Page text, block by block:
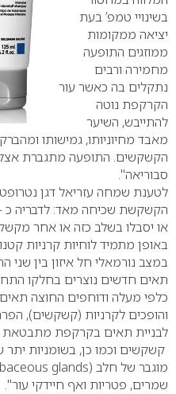
בשינויי טמפ’ בעת
יציאה ממקומות
ממוזגים התופעה
מחמירה ורבים
נתקלים בה כאשר עור
הקרקפת נוטה
להתייבש, השיער
מאבד מחיוניותו, גמישותו
הקשקשים. התופעה מתגברת אצל
סבוריאה".
לטענת שמחה עזריאל דגן
או יסבלו בשלב כזה או אחר
באופן מתמיד לוחיות קרניות
במצב נורמאלי חל איזון בין שני
תאים חדשים נוצרים בחלקו
כלפי מעלה ודוחפים החוצה
והופכים לקרניות (קשקשים),
לבניית תאים בקרקפת מתבטאת
קשקשים וכמו כן, בשומניות
מוגבר של חלב (glands
שמרים, פטריות ואף חיידקי עור".